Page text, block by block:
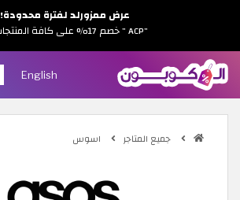
English
جميع المتاجر اسوس
عرض ممزورلد لفترة محدودة!
"ACP " خصم 17% على كافة المنتجات!!